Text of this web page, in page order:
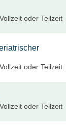
oder Teilzeit
oder Teilzeit
oder Teilzeit